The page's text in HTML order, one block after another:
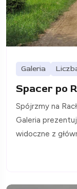
Galeria
Spacer po
Spójrzmy na
Galeria
widoczne z